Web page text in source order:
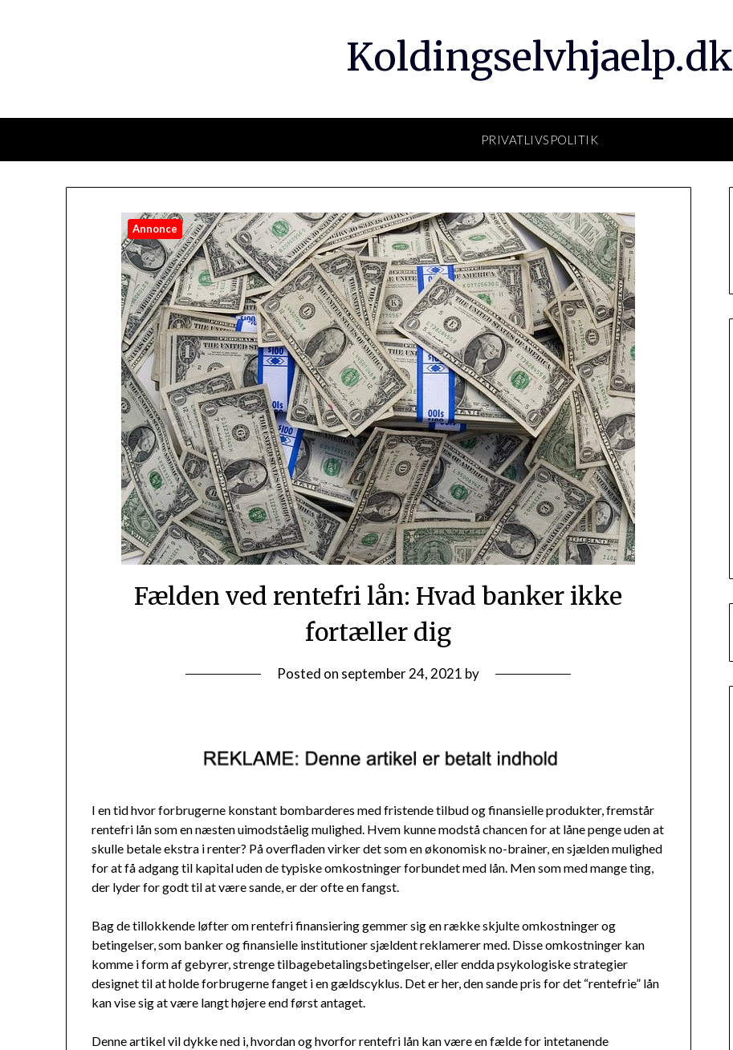
Koldingselvhjaelp.dk
PRIVATLIVSPOLITIK
Annonce
Fælden ved rentefri lån: Hvad banker ikke
fortæller dig
Posted on september 24, 2021 by
I en tid hvor forbrugerne konstant bombarderes med fristende tilbud og finansielle produkter, fremstår
rentefri lån som en næsten uimodståelig mulighed. Hvem kunne modstå chancen for at låne penge uden at
skulle betale ekstra i renter? På overfladen virker det som en økonomisk no-brainer, en sjælden mulighed
for at få adgang til kapital uden de typiske omkostninger forbundet med lån. Men som med mange ting,
der lyder for godt til at være sande, er der ofte en fangst.
Bag de tillokkende løfter om rentefri finansiering gemmer sig en række skjulte omkostninger og
betingelser, som banker og finansielle institutioner sjældent reklamerer med. Disse omkostninger kan
komme i form af gebyrer, strenge tilbagebetalingsbetingelser, eller endda psykologiske strategier
designet til at holde forbrugerne fanget i en gældscyklus. Det er her, den sande pris for det “rentefrie” lån
kan vise sig at være langt højere end først antaget.
Denne artikel vil dykke ned i, hvordan og hvorfor rentefri lån kan være en fælde for intetanende